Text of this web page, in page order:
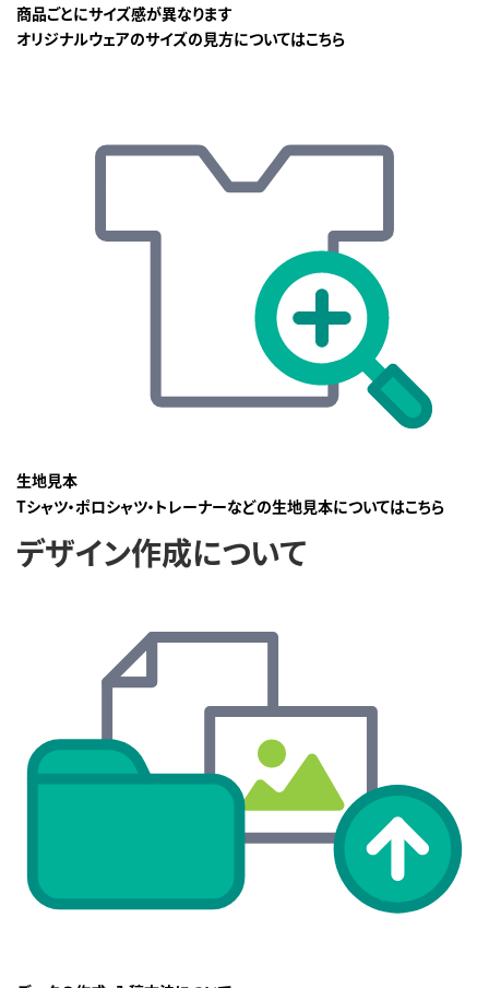
商品ごとにサイズ感が異なります
オリジナルウェアのサイズの見方についてはこちら
生地見本
Tシャツ・ポロシャツ・トレーナーなどの生地見本についてはこちら
デザイン作成について